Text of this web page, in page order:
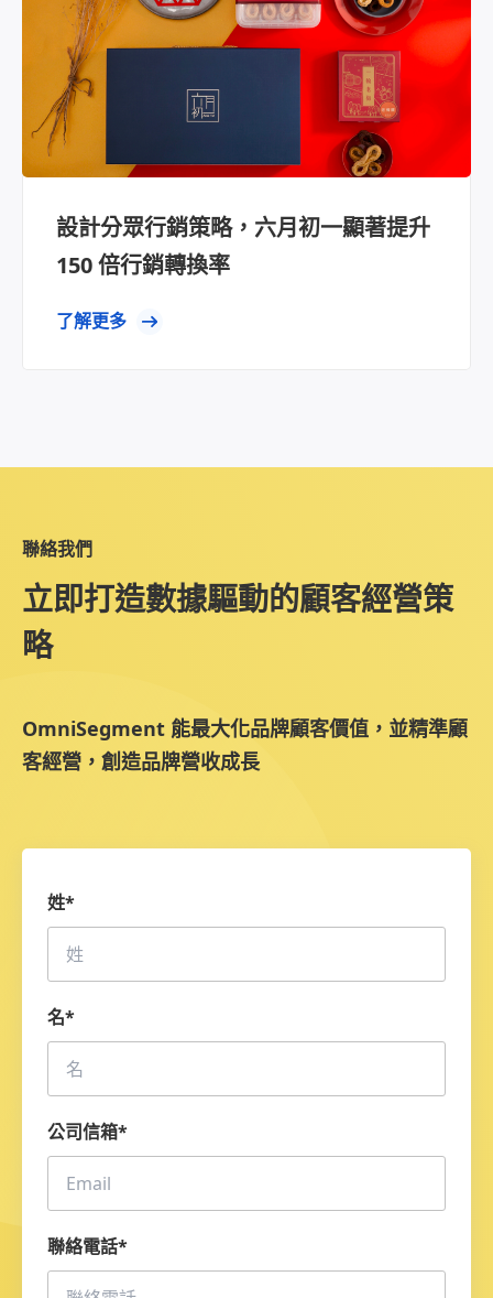
設計分眾行銷策略，六月初一顯著提升
150 倍行銷轉換率
了解更多
聯絡我們
立即打造數據驅動的顧客經營策
略
OmniSegment 能最大化品牌顧客價值，並精準顧
客經營，創造品牌營收成長
姓*
名*
公司信箱*
聯絡電話*